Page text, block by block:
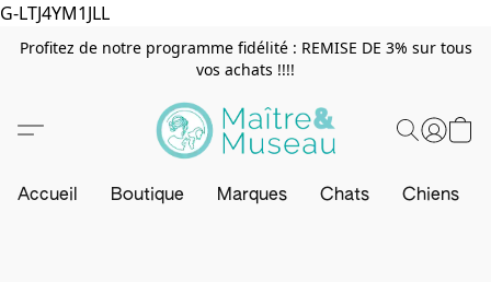
G-LTJ4YM1JLL
Profitez de notre programme fidélité : REMISE DE 3% sur tous
vos achats !!!!
Accueil Boutique Marques Chats Chiens